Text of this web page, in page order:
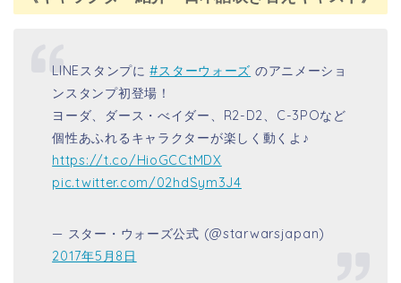
LINEスタンプに#スターウォーズ のアニメーショ
ンスタンプ初登場！
ヨーダ、ダース・べイダー、R2-D2、C-3POなど
個性あふれるキャラクターが楽しく動くよ♪
https://t.co/HioGCCtMDX
pic.twitter.com/02hdSym3J4
— スター・ウォーズ公式 (@starwarsjapan)
2017年5月8日